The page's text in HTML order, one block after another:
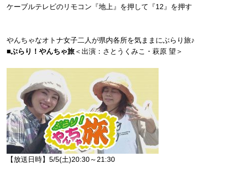
ケーブルテレビのリモコン『地上』を押して『12』を押す
やんちゃなオトナ女子二人が県内各所を気ままにぶらり旅♪
■ぶらり！やんちゃ旅＜出演：さとうくみこ・萩原 望＞
【放送日時】5/5(土)20:30～21:30